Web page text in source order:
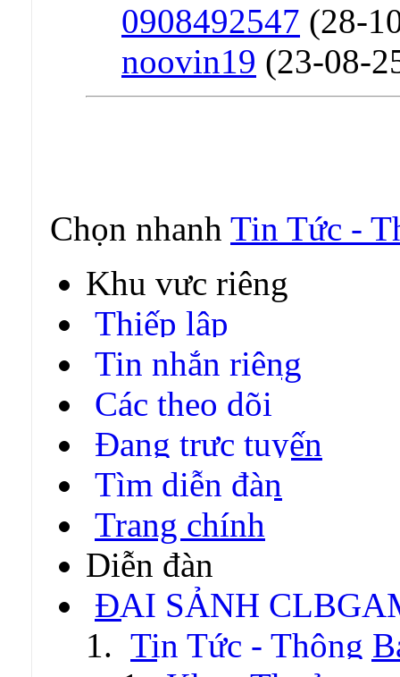
0908492547 (28-
noovin19 (23-08-
Chọn nhanh Tin Tức -
Khu vực riêng
Thiếp lập
Tin nhắn riêng
Các theo dõi
Đang trực tuyến
Tìm diễn đàn
Trang chính
Diễn đàn
ĐẠI SẢNH
Tin Tức - Thông